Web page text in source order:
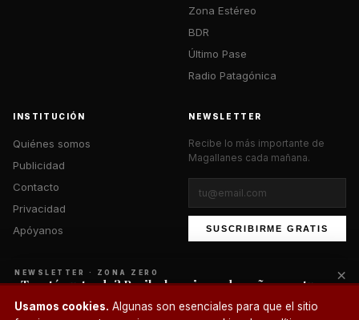
Zona Estéreo
BDR
Último Pase
Radio Patagónica
INSTITUCIÓN
Quiénes somos
Publicidad
Contacto
Privacidad
Apóyanos
NEWSLETTER
Recibe lo más importante de
Magallanes cada mañana.
SUSCRIBIRME GRATIS
© 2026 Zona Zero Media. Todos los derechos reservados.
Usamos cookies. Algunas son esenciales para que el sitio
NEWSLETTER · ZONA ZERO
¿Te está gustando? Recibe lo mejor cada mañana en tu
correo.
×